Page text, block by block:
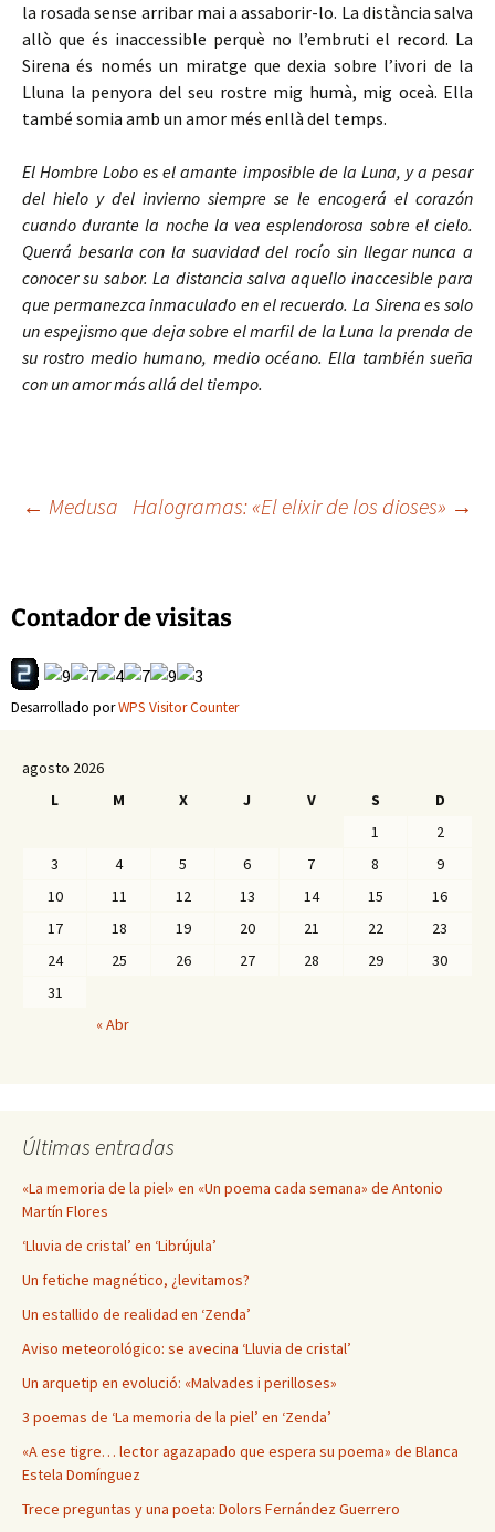
la rosada sense arribar mai a assaborir-lo. La distància salva
allò que és inaccessible perquè no l’embruti el record. La
Sirena és només un miratge que dexia sobre l’ivori de la
Lluna la penyora del seu rostre mig humà, mig oceà. Ella
també somia amb un amor més enllà del temps.
El Hombre Lobo es el amante imposible de la Luna, y a pesar
del hielo y del invierno siempre se le encogerá el corazón
cuando durante la noche la vea esplendorosa sobre el cielo.
Querrá besarla con la suavidad del rocío sin llegar nunca a
conocer su sabor. La distancia salva aquello inaccesible para
que permanezca inmaculado en el recuerdo. La Sirena es solo
un espejismo que deja sobre el marfil de la Luna la prenda de
su rostro medio humano, medio océano. Ella también sueña
con un amor más allá del tiempo.
Navegación
de
entradas
← Medusa Halogramas: «El elixir de los dioses» →
Contador de visitas
Desarrollado porWPS Visitor Counter
agosto 2026
L
M X J V S
D
1
2
3
4 5 6 7 8
9
10
11 12 13 14 15
16
17
18 19 20 21 22
23
24
25 26 27 28 29
30
31
« Abr
Últimas entradas
«La memoria de la piel» en «Un poema cada semana» de Antonio
Martín Flores
‘Lluvia de cristal’ en ‘Librújula’
Un fetiche magnético, ¿levitamos?
Un estallido de realidad en ‘Zenda’
Aviso meteorológico: se avecina ‘Lluvia de cristal’
Un arquetip en evolució: «Malvades i perilloses»
3 poemas de ‘La memoria de la piel’ en ‘Zenda’
«A ese tigre… lector agazapado que espera su poema» de Blanca
Estela Domínguez
Trece preguntas y una poeta: Dolors Fernández Guerrero